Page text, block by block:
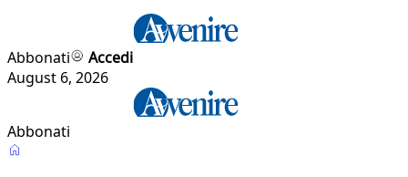
Abbonati
Accedi
August 6, 2026
Abbonati